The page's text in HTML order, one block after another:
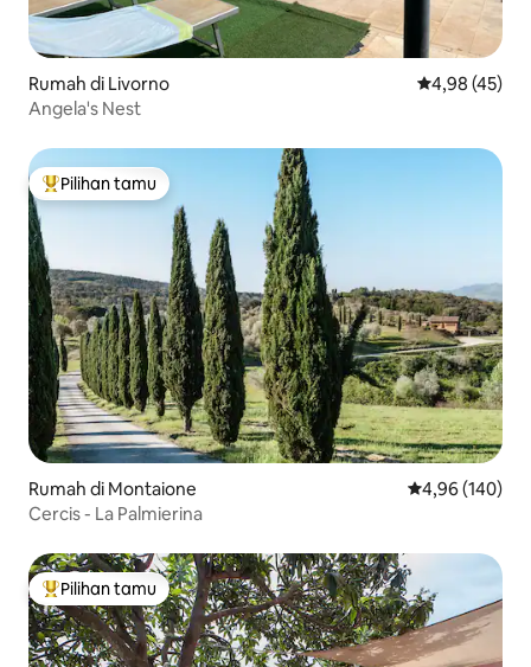
Rumah di Livorno Nilai rata-rata
4,98 (45)
Angela's Nest
Pilihan tamu terpopuler
Pilihan tamu
Rumah di Montaione Nilai rata-rata
4,96 (140)
Cercis - La Palmierina
Pilihan tamu terpopuler
Pilihan tamu